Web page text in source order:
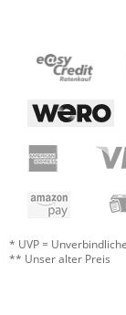
* UVP =
** Unser alter Preis